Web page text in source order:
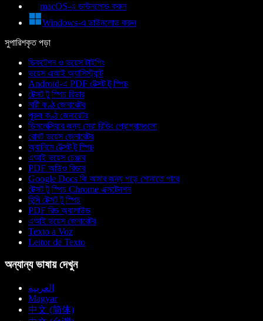
macOS-এ ডাউনলোড করুন
Windows-এ ডাউনলোড করুন
সুপারিশকৃত পড়া
ডিকটেশন ও ভয়েস টাইপিং
ভয়েস এআই অ্যাসিস্ট্যান্ট
Android-এ PDF টেক্সট টু স্পিচ
টেক্সট টু স্পিচ রিডার
নারী কণ্ঠ জেনারেটর
পুরুষ কণ্ঠ জেনারেটর
ডিসলেক্সিয়ার জন্য সেরা রিডিং প্রোগ্রামগুলো
রোবট ভয়েস জেনারেটর
অ্যানিমে টেক্সট টু স্পিচ
এআই ভয়েস চেঞ্জার
PDF অডিও রিডার
Google Docs কি আমার জন্য পড়ে শোনাতে পারে
টেক্সট টু স্পিচ Chrome এক্সটেনশন
হিন্দি টেক্সট টু স্পিচ
PDF রিড অ্যালাউড
এআই ভয়েস জেনারেটর
Texto a Voz
Leitor de Texto
অন্যান্য ভাষায় দেখুন
العربية
Magyar
中文 (简体)